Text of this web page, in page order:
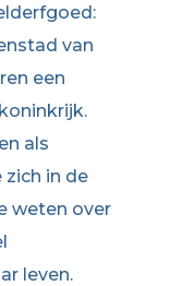
van
een
als
in de
weten over
leven.